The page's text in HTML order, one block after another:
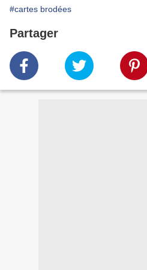
#cartes brodées
Partager